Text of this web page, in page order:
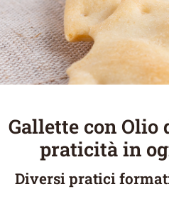
Gallette con Olio
praticità in
Diversi pratici